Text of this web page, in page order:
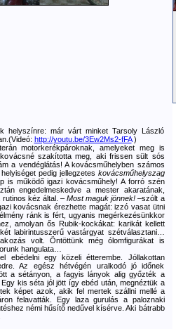
helyszínre: már várt minket Tarsoly László
http://youtu.be/3Ew2Ms2-fFA)
motorkerékpároknak, amelyeket meg is
szakította meg, aki frissen sült sós
a vendéglátás! A kovácsműhelyben számos
pedig jellegzetes kovácsműhelyszag
is működő igazi kovácsműhely! A forró szén
engedelmeskedve a mester akaratának,
kéz által. – Most maguk jönnek!–szólt a
kovácsnak érezhette magát: izzó vasat ütni
ránk is fért, ugyanis megérkezésünkkor
amolyan ős Rubik-kockákat: karikát kellett
labirintusszerű vastárgyat szétválasztani…
volt. Öntöttünk még ólomfigurákat is
hangulata…
ebédelni egy közeli étterembe. Jóllakottan
Az egész hétvégén uralkodó jó időnek
a sétányon, a fagyis lányok alig győzték a
kis séta jól jött így ebéd után, megnéztük a
képet azok, akik fel mertek szállni mellé a
felavatták. Egy laza gurulás a paloznaki
némi hűsítő nedűvel kísérve. Aki bátrabb